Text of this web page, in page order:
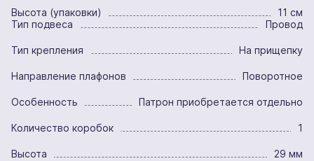
Высота (упаковки)
11 см
Тип подвеса
Провод
Тип крепления На прищепку
Направление плафонов Поворотное
Особенность Патрон приобретается отдельно
Количество коробок 1
Высота 29 мм